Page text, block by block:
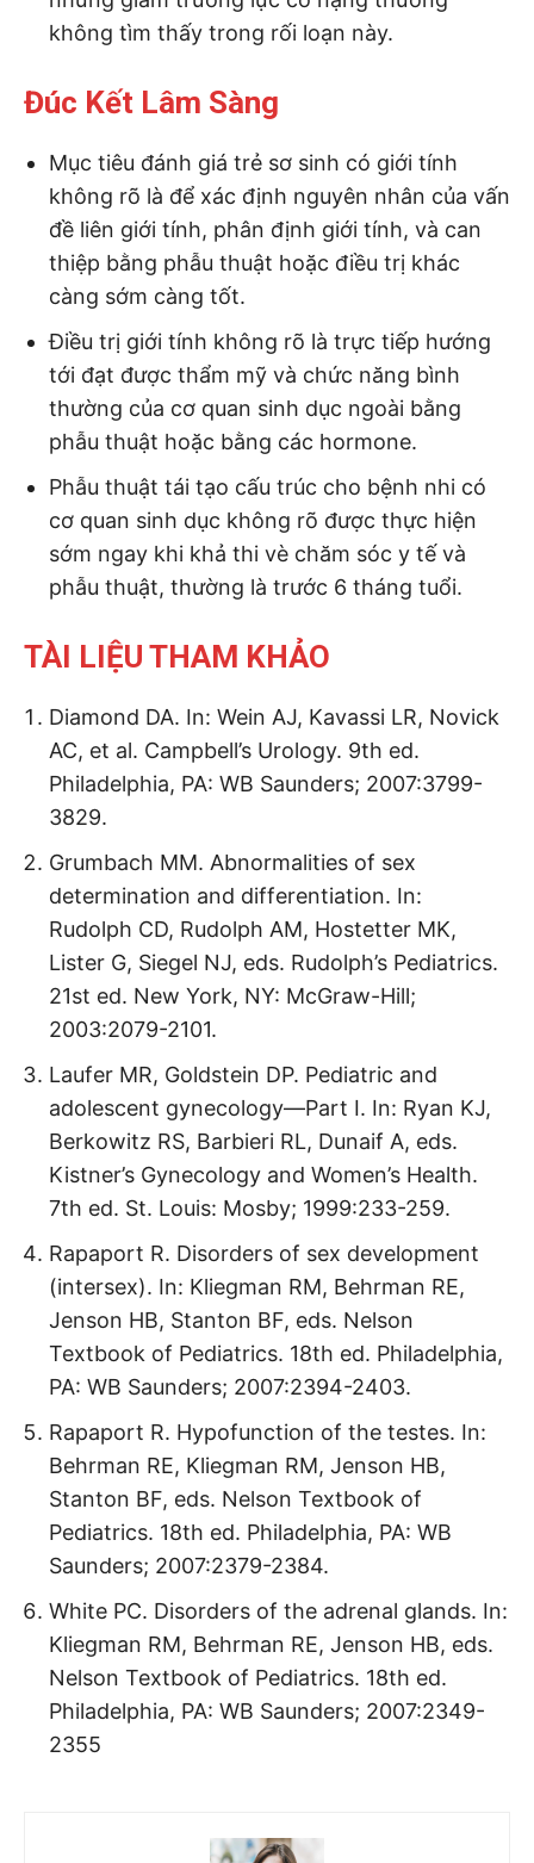
không tìm thấy trong rối loạn này.
Đúc Kết Lâm Sàng
Mục tiêu đánh giá trẻ sơ sinh có giới tính
không rõ là để xác định nguyên nhân của vấn
đề liên giới tính, phân định giới tính, và can
thiệp bằng phẫu thuật hoặc điều trị khác
càng sớm càng tốt.
Điều trị giới tính không rõ là trực tiếp hướng
tới đạt được thẩm mỹ và chức năng bình
thường của cơ quan sinh dục ngoài bằng
phẫu thuật hoặc bằng các hormone.
Phẫu thuật tái tạo cấu trúc cho bệnh nhi có
cơ quan sinh dục không rõ được thực hiện
sớm ngay khi khả thi vè chăm sóc y tế và
phẫu thuật, thường là trước 6 tháng tuổi.
TÀI LIỆU THAM KHẢO
Diamond DA. In: Wein AJ, Kavassi LR, Novick
AC, et al. Campbell’s Urology. 9th ed.
Philadelphia, PA: WB Saunders; 2007:3799-
3829.
Grumbach MM. Abnormalities of sex
determination and differentiation. In:
Rudolph CD, Rudolph AM, Hostetter MK,
Lister G, Siegel NJ, eds. Rudolph’s Pediatrics.
21st ed. New York, NY: McGraw-Hill;
2003:2079-2101.
Laufer MR, Goldstein DP. Pediatric and
adolescent gynecology—Part I. In: Ryan KJ,
Berkowitz RS, Barbieri RL, Dunaif A, eds.
Kistner’s Gynecology and Women’s Health.
7th ed. St. Louis: Mosby; 1999:233-259.
Rapaport R. Disorders of sex development
(intersex). In: Kliegman RM, Behrman RE,
Jenson HB, Stanton BF, eds. Nelson
Textbook of Pediatrics. 18th ed. Philadelphia,
PA: WB Saunders; 2007:2394-2403.
Rapaport R. Hypofunction of the testes. In:
Behrman RE, Kliegman RM, Jenson HB,
Stanton BF, eds. Nelson Textbook of
Pediatrics. 18th ed. Philadelphia, PA: WB
Saunders; 2007:2379-2384.
White PC. Disorders of the adrenal glands. In:
Kliegman RM, Behrman RE, Jenson HB, eds.
Nelson Textbook of Pediatrics. 18th ed.
Philadelphia, PA: WB Saunders; 2007:2349-
2355